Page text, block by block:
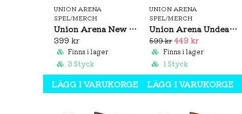
UNION ARENA
SPEL/MERCH
Union Arena New Card Selection Blue Lock -Episode Nagi- Promo Cards
399 kr
Finns i lager
3 Styck
LÄGG I VARUKORGEN
UNION ARENA
SPEL/MERCH
Union Arena Undead Unluck Booster Box (JP)
599 kr 449 kr
Finns i lager
1 Styck
LÄGG I VARUKORGEN